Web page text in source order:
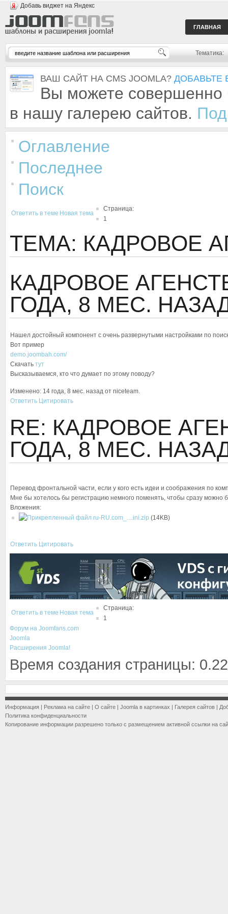
Добавь виджет на Яндекс
ГЛАВНАЯ
Тематика:
ВАШ САЙТ НА CMS JOOMLA? ДОБАВЬТЕ
Вы можете совершенно
в нашу галерею сайтов.
Оглавление
Последнее
Поиск
Ответить в теме Новая тема
Страница:
1
ТЕМА: КАДРОВОЕ
КАДРОВОЕ
ГОДА, 8 МЕС.
Нашел достойный компонент с очень развернутыми настройками по
Вот пример
demo.joombah.com/
Скачать тут
Высказываемся, кто что думает по этому поводу?
Изменено: 14 года, 8 мес. назад от niceteam.
Ответить Цитировать
RE: КАДРОВОЕ
ГОДА, 8 МЕС.
Перевод фронтальной части, если у кого есть идеи и соображения по
Мне бы хотелось бы регистрацию немного поменять, чтобы сразу можно
Вложения:
ru-RU.com_....ini.zip (14KB)
Ответить Цитировать
Ответить в теме Новая тема
Страница:
1
Форум на Joomfans.com
Joomla
Расширения Joomla!
Время создания страницы:
Информация | Реклама на сайте | О сайте | Joomla в картинках | Галерея сайтов |
Политика конфиденциальности
Копирование информации разрешено только с размещением активной ссылки на